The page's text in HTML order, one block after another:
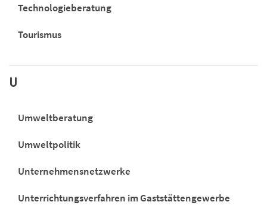
Technologieberatung
Tourismus
U
Umweltberatung
Umweltpolitik
Unternehmensnetzwerke
Unterrichtungsverfahren im Gaststättengewerbe